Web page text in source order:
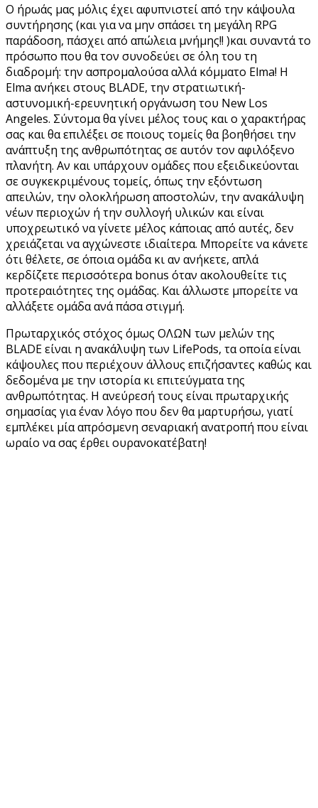
Ο ήρωάς μας μόλις έχει αφυπνιστεί από την κάψουλα
συντήρησης (και για να μην σπάσει τη μεγάλη RPG
παράδοση, πάσχει από απώλεια μνήμης!! )και συναντά το
πρόσωπο που θα τον συνοδεύει σε όλη του τη
διαδρομή: την ασπρομαλούσα αλλά κόμματο Elma! Η
Elma ανήκει στους BLADE, την στρατιωτική-
αστυνομική-ερευνητική οργάνωση του New Los
Angeles. Σύντομα θα γίνει μέλος τους και ο χαρακτήρας
σας και θα επιλέξει σε ποιους τομείς θα βοηθήσει την
ανάπτυξη της ανθρωπότητας σε αυτόν τον αφιλόξενο
πλανήτη. Αν και υπάρχουν ομάδες που εξειδικεύονται
σε συγκεκριμένους τομείς, όπως την εξόντωση
απειλών, την ολοκλήρωση αποστολών, την ανακάλυψη
νέων περιοχών ή την συλλογή υλικών και είναι
υποχρεωτικό να γίνετε μέλος κάποιας από αυτές, δεν
χρειάζεται να αγχώνεστε ιδιαίτερα. Μπορείτε να κάνετε
ότι θέλετε, σε όποια ομάδα κι αν ανήκετε, απλά
κερδίζετε περισσότερα bonus όταν ακολουθείτε τις
προτεραιότητες της ομάδας. Και άλλωστε μπορείτε να
αλλάξετε ομάδα ανά πάσα στιγμή.
Πρωταρχικός στόχος όμως ΟΛΩΝ των μελών της
BLADE είναι η ανακάλυψη των LifePods, τα οποία είναι
κάψουλες που περιέχουν άλλους επιζήσαντες καθώς και
δεδομένα με την ιστορία κι επιτεύγματα της
ανθρωπότητας. Η ανεύρεσή τους είναι πρωταρχικής
σημασίας για έναν λόγο που δεν θα μαρτυρήσω, γιατί
εμπλέκει μία απρόσμενη σεναριακή ανατροπή που είναι
ωραίο να σας έρθει ουρανοκατέβατη!